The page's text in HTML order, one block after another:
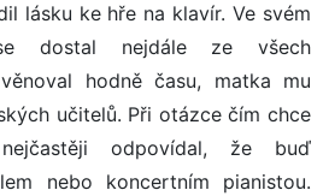
lásku ke hře na klavír. Ve svém
dostal nejdále ze všech
hodně času, matka mu
učitelů. Při otázce čím chce
odpovídal, že buď
nebo koncertním pianistou.